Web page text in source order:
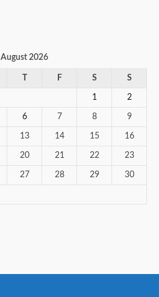
August 2026
F S S
1 2
6 7 8 9
13 14 15 16
20 21 22 23
27 28 29 30